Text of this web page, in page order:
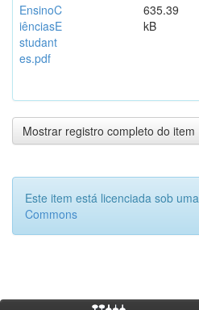
EnsinoC
iênciasE
studant
es.pdf
635.39
kB
Mostrar registro completo do item
Este item está licenciada sob uma
Commons